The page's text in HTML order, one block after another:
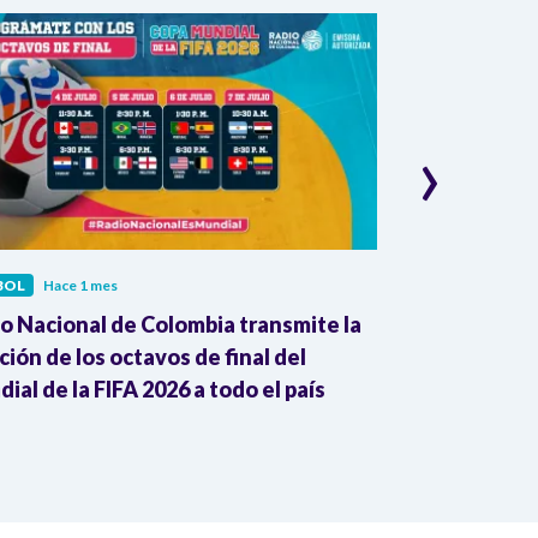
Hace 1 mes
Nacional de Colombia transmite la
de los octavos de final del
de la FIFA 2026 a todo el país
›